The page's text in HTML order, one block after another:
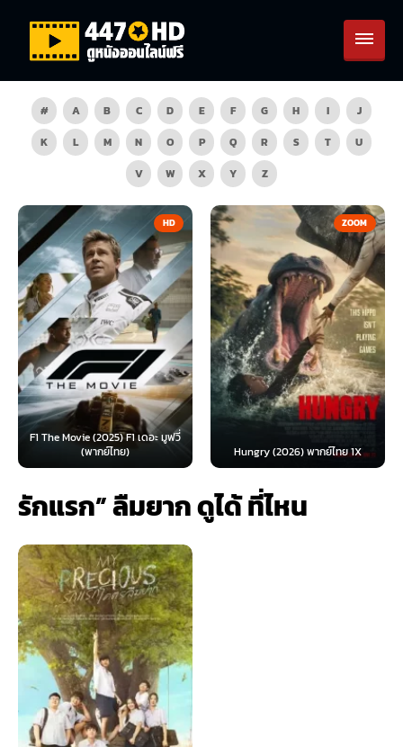
# A B C D E F G H I
J
K
L M N O P Q R S T
U
V
W X Y Z
HD
F1 The Movie (2025) F1 เดอะ มูฟวี่
(พากย์ไทย)
ZOOM
Hungry (2026) พากย์ไทย 1X
รักแรก” ลืมยาก ดูได้ ที่ไหน